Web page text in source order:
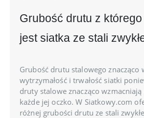
Grubość drutu z
jest siatka ze stali
Grubość drutu stalowego znacząco
wytrzymałość i trwałość siatki
druty stalowe znacząco wzmacniają
każde jej oczko. W Siatkowy.com
różnej grubości drutu ze stali